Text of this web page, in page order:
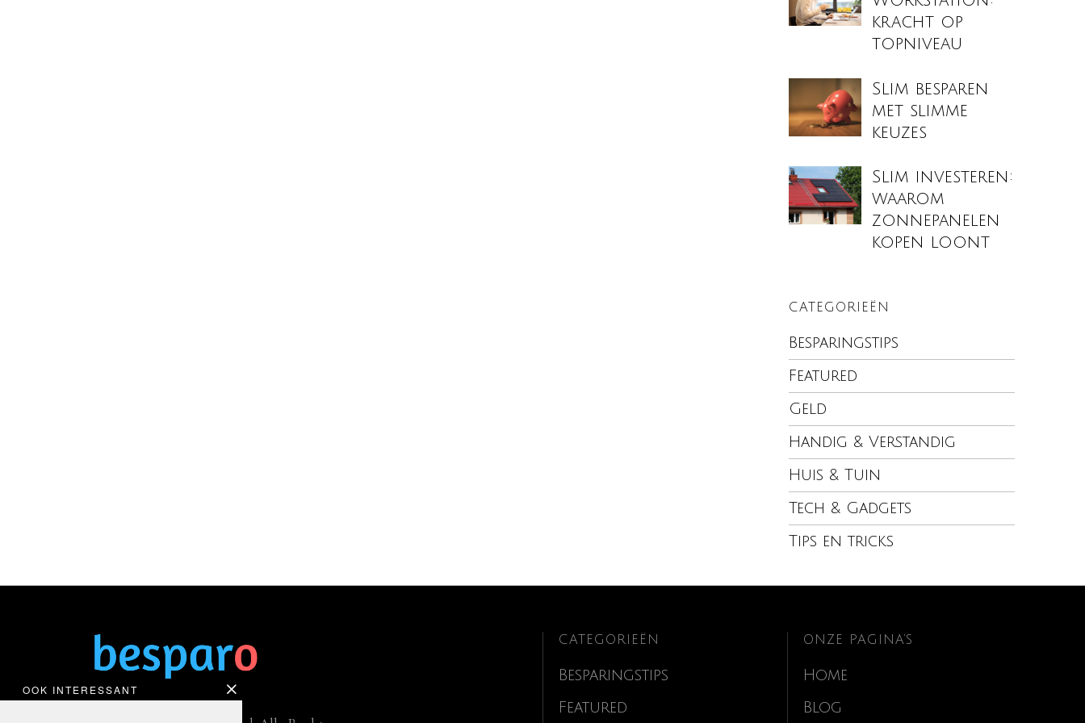
kracht op
topniveau
Slim besparen
met slimme
keuzes
Slim investeren:
waarom
zonnepanelen
kopen loont
CATEGORIEËN
Besparingstips
Featured
Geld
Handig & Verstandig
Huis & Tuin
Tech & Gadgets
Tips en tricks
OOK INTERESSANT
CATEGORIEËN
Besparingstips
Featured
ONZE PAGINA’S
Home
Blog